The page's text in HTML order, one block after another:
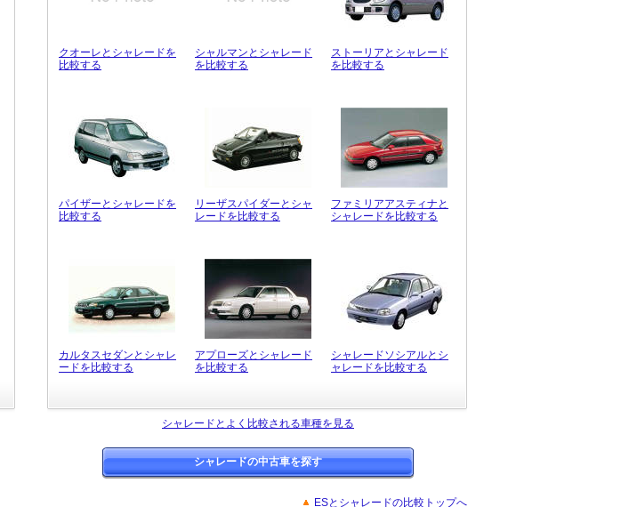
クオーレとシャレードを
比較する
シャルマンとシャレード
を比較する
ストーリアとシャレード
を比較する
パイザーとシャレードを
比較する
リーザスパイダーとシャ
レードを比較する
ファミリアアスティナと
シャレードを比較する
カルタスセダンとシャレ
ードを比較する
アプローズとシャレード
を比較する
シャレードソシアルとシ
ャレードを比較する
シャレードとよく比較される車種を見る
シャレードの中古車を探す
ESとシャレードの比較トップへ